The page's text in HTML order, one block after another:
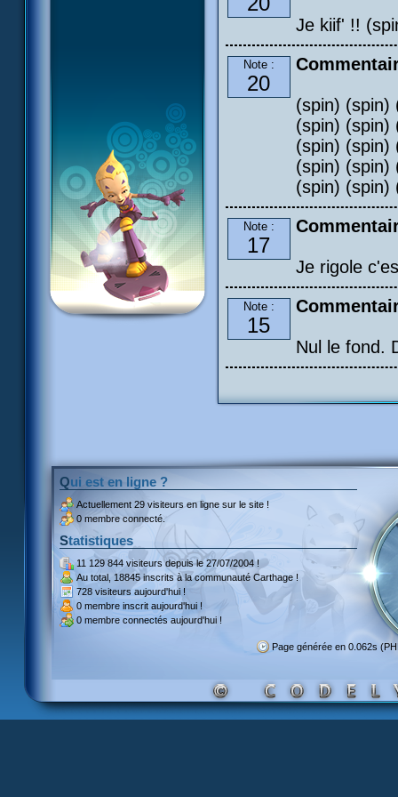
Je kiif' !!
Note :
20
(spin) (spin)
(spin) (spin)
(spin) (spin)
(spin) (spin)
(spin) (spin)
Note :
17
Je rigole
Note :
15
Nul le fond.
Qui est en ligne ?
Actuellement 29 visiteurs en ligne sur le site !
0 membre connecté.
Statistiques
11 129 844 visiteursdepuis le 27/07/2004 !
Au total, 18845 inscritsà la communauté Carthage !
728 visiteurs aujourd'hui !
0 membre inscrit aujourd'hui !
0 membre connectés aujourd'hui !
Page générée en 0.062s